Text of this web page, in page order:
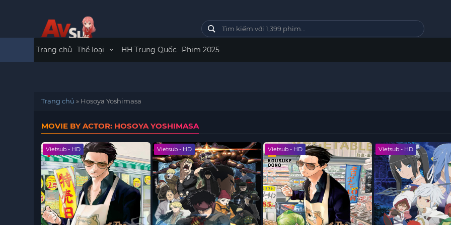
Trang chủ Thể loại HH Trung Quốc Phim 2025
Trang chủ » Hosoya Yoshimasa
MOVIE BY ACTOR: HOSOYA YOSHIMASA
Vietsub - HD Vietsub - HD Vietsub - HD Vietsub - HD